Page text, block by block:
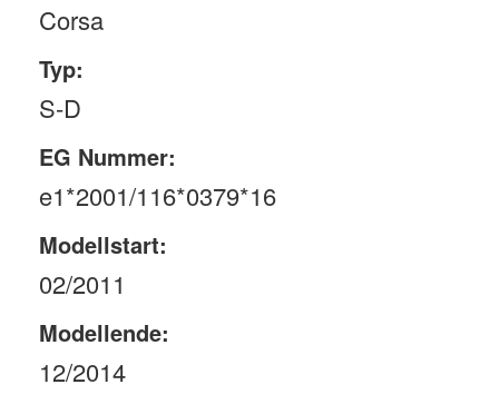
Corsa
Typ:
S-D
EG Nummer:
e1*2001/116*0379*16
Modellstart:
02/2011
Modellende:
12/2014